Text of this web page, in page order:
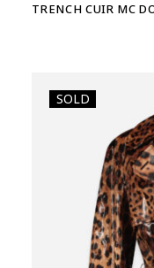
TRENCH CUIR MC
SOLD